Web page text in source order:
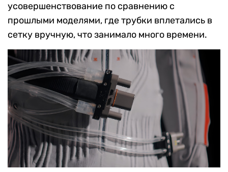
усовершенствование по сравнению с
прошлыми моделями, где трубки вплетались в
сетку вручную, что занимало много времени.